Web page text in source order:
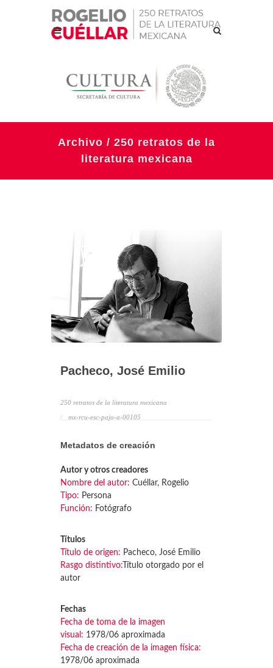
Archivo / 250 retratos de la
literatura mexicana
Pacheco, José Emilio
250 retratos de la literatura mexicana
mx-rcu-esc-pajo-a-00105
Metadatos de creación
Autor y otros creadores
Nombre del autor: Cuéllar, Rogelio
Tipo: Persona
Función: Fotógrafo
Títulos
Título de origen: Pacheco, José Emilio
Rasgo distintivo: Título otorgado por el
autor
Fechas
Fecha de toma de la imagen
visual: 1978/06 aproximada
Fecha de creación de la imagen física:
1978/06 aproximada